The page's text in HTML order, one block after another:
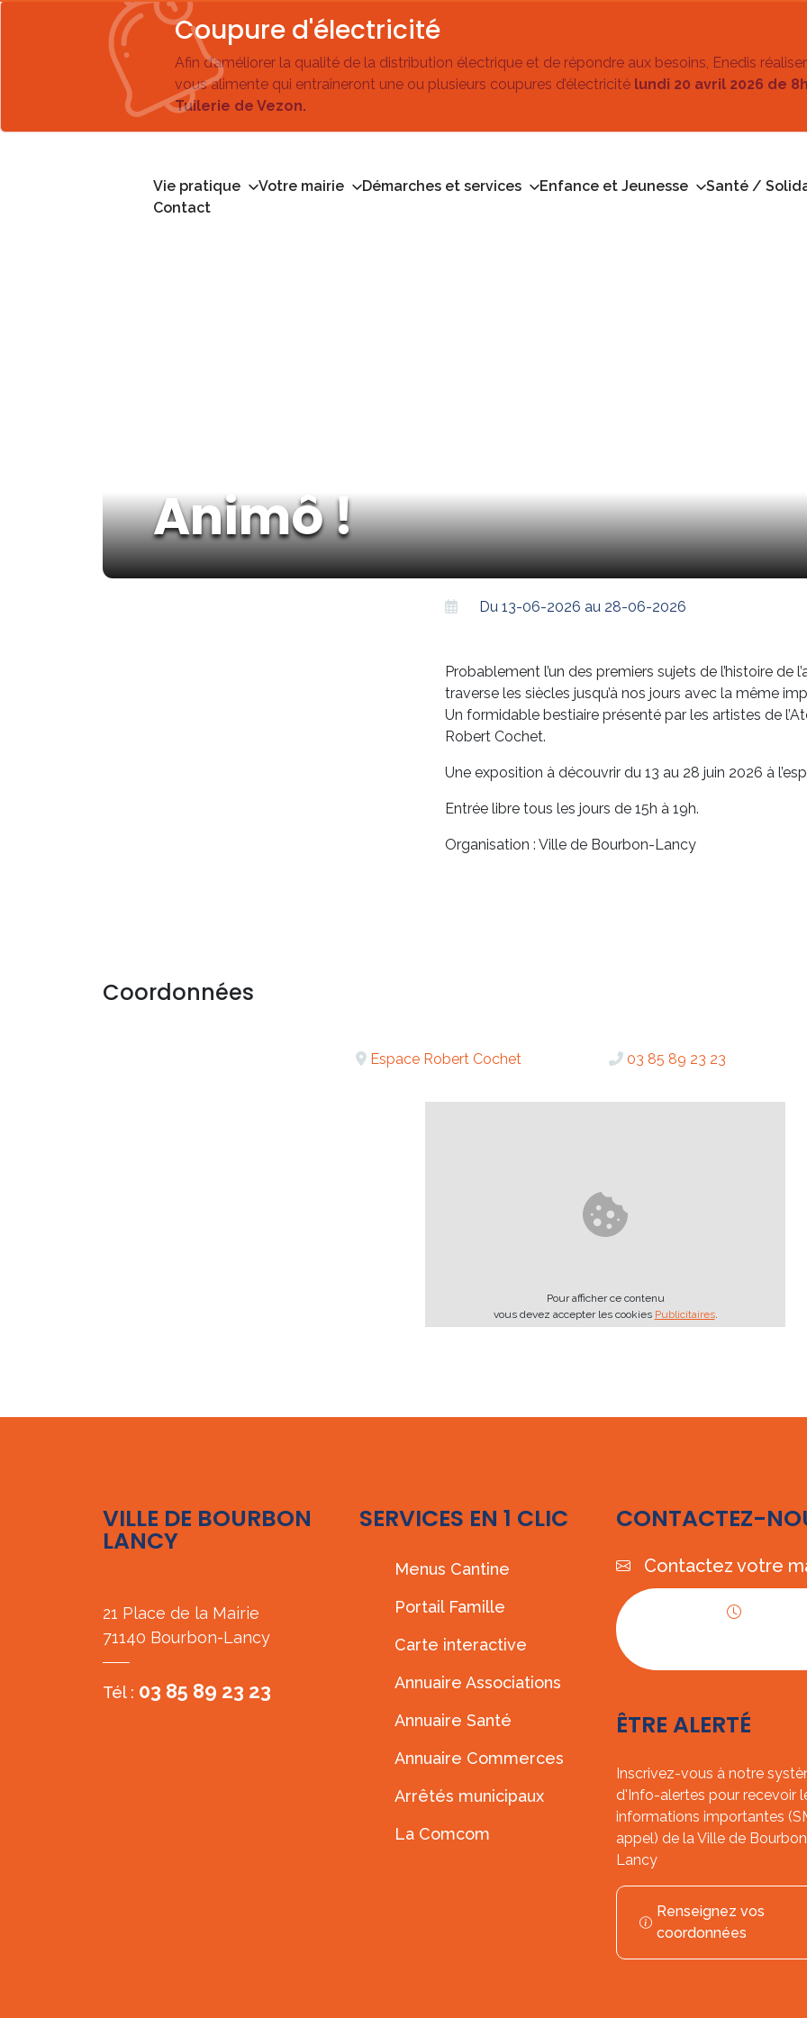
Coupure d'électricité
Afin d’améliorer la qualité de la distribution électrique et de répondre aux besoins, Enedis
vous alimente qui entraîneront une ou plusieurs coupures d’électricité lundi 20 avril 2026 de
Tuilerie de Vezon.
Vie pratique Votre mairie Démarches et services Enfance et Jeunesse Santé /
Contact
Animô !
Du 13-06-2026 au 28-06-2026
Probablement l’un des premiers sujets de l’histoire de
traverse les siècles jusqu’à nos jours avec la même
Un formidable bestiaire présenté par les artistes de
Robert Cochet.
Une exposition à découvrir du 13 au 28 juin 2026 à
Entrée libre tous les jours de 15h à 19h.
Organisation : Ville de Bourbon-Lancy
Coordonnées
Espace Robert Cochet 03 85 89 23 23
Pour afficher ce contenu
vous devez accepter les cookies Publicitaires.
VILLE DE BOURBON
LANCY
21 Place de la Mairie
71140 Bourbon-Lancy
Tél : 03 85 89 23 23
SERVICES EN 1 CLIC
Menus Cantine
Portail Famille
Carte interactive
Annuaire Associations
Annuaire Santé
Annuaire Commerces
Arrêtés municipaux
La Comcom
CONTACTEZ-
Contactez votre
ÊTRE ALERTÉ
Inscrivez-vous à notre
d'Info-alertes pour recevoir
informations importantes
appel) de la Ville de Bourbon
Lancy
Renseignez vos
coordonnées